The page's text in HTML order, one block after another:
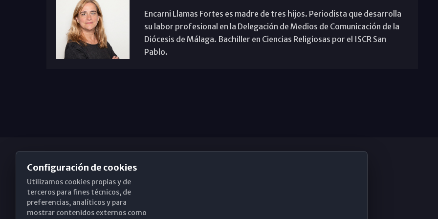
Encarni Llamas Fortes es madre de tres hijos. Periodista que desarrolla
su labor profesional en la Delegación de Medios de Comunicación de la
Diócesis de Málaga. Bachiller en Ciencias Religiosas por el ISCR San
Pablo.
Obispado de Málaga
Configuración de cookies
Utilizamos cookies propias y de
terceros para fines técnicos, de
preferencias, analíticos y para
mostrar contenidos externos como